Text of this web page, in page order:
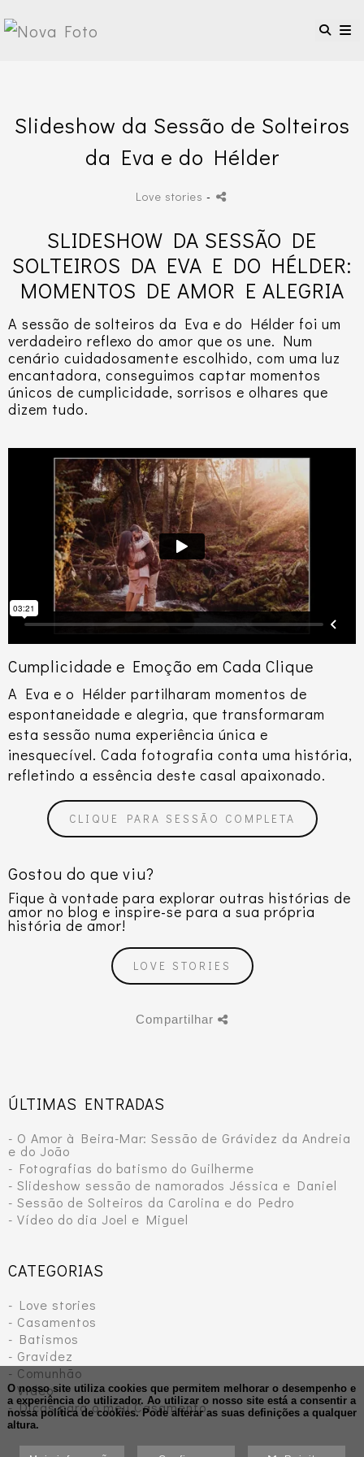
Slideshow da Sessão de Solteiros
da Eva e do Hélder
Love stories -
SLIDESHOW DA SESSÃO DE
SOLTEIROS DA EVA E DO HÉLDER:
MOMENTOS DE AMOR E ALEGRIA
A sessão de solteiros da Eva e do Hélder foi um
verdadeiro reflexo do amor que os une. Num
cenário cuidadosamente escolhido, com uma luz
encantadora, conseguimos captar momentos
únicos de cumplicidade, sorrisos e olhares que
dizem tudo.
Cumplicidade e Emoção em Cada Clique
A Eva e o Hélder partilharam momentos de
espontaneidade e alegria, que transformaram
esta sessão numa experiência única e
inesquecível. Cada fotografia conta uma história,
refletindo a essência deste casal apaixonado.
CLIQUE PARA SESSÃO COMPLETA
Gostou do que viu?
Fique à vontade para explorar outras histórias de
amor no blog e inspire-se para a sua própria
história de amor!
LOVE STORIES
Compartilhar
ÚLTIMAS ENTRADAS
- O Amor à Beira-Mar: Sessão de Grávidez da Andreia
e do João
- Fotografias do batismo do Guilherme
- Slideshow sessão de namorados Jéssica e Daniel
- Sessão de Solteiros da Carolina e do Pedro
- Vídeo do dia Joel e Miguel
CATEGORIAS
- Love stories
- Casamentos
- Batismos
- Gravidez
- Comunhão
- Vídeo
- Dicas para o meu Casamento
O nosso site utiliza cookies que permitem melhorar o desempenho e
a experiência do utilizador. Ao utilizar o nosso site está a consentir a
nossa política de cookies. Pode alterar as suas definições a qualquer
altura.